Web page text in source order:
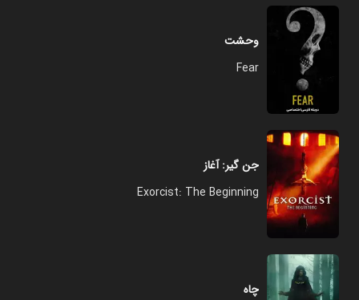
وحشت
Fear
جن گیر: آغاز
Exorcist: The Beginning
چاه